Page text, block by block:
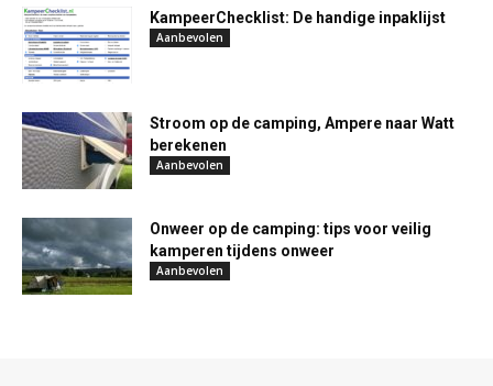
KampeerChecklist: De handige inpaklijst
Aanbevolen
Stroom op de camping, Ampere naar Watt
berekenen
Aanbevolen
Onweer op de camping: tips voor veilig
kamperen tijdens onweer
Aanbevolen